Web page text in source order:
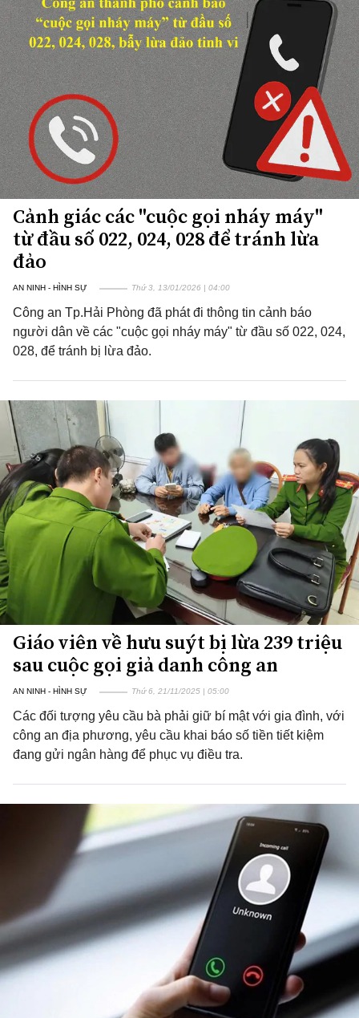
Cảnh giác các "cuộc gọi nháy máy"
từ đầu số 022, 024, 028 để tránh lừa
đảo
AN NINH - HÌNH SỰ Thứ 3, 13/01/2026 | 04:00
Công an Tp.Hải Phòng đã phát đi thông tin cảnh báo
người dân về các "cuộc gọi nháy máy" từ đầu số 022, 024,
028, để tránh bị lừa đảo.
Giáo viên về hưu suýt bị lừa 239 triệu
sau cuộc gọi giả danh công an
AN NINH - HÌNH SỰ Thứ 6, 21/11/2025 | 05:00
Các đối tượng yêu cầu bà phải giữ bí mật với gia đình, với
công an địa phương, yêu cầu khai báo số tiền tiết kiệm
đang gửi ngân hàng để phục vụ điều tra.